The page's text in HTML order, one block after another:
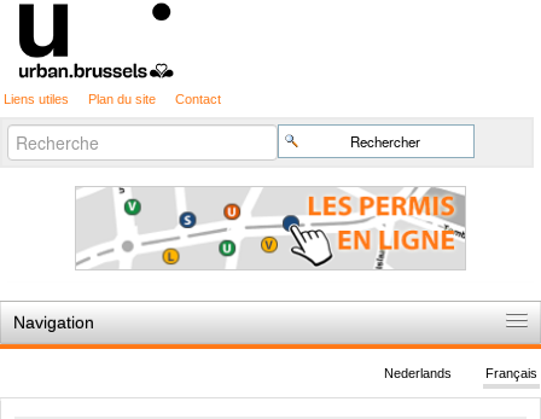
Liens utiles Plan du site Contact
Chercher par
Recherche
avancée…
Navigation
Règles du jeu
Français
Nederlands